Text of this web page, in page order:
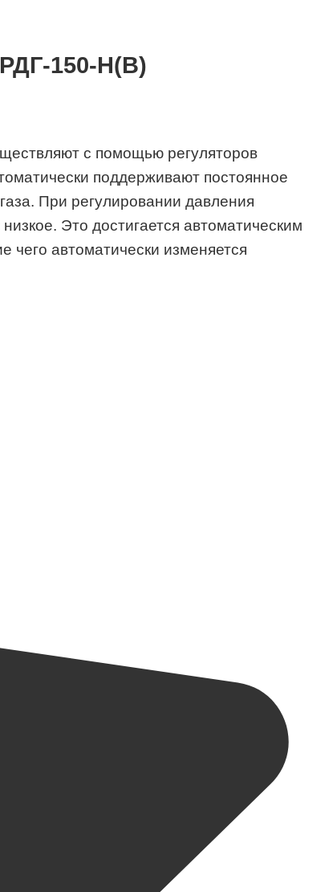
150-Н(В)
с помощью регуляторов
поддерживают постоянное
При регулировании давления
Это достигается автоматическим
чего автоматически изменяется